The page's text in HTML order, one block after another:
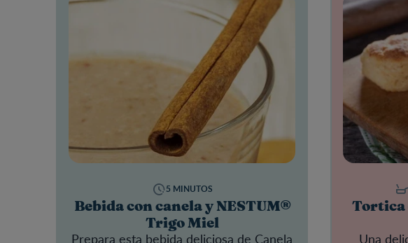
Bebida con canela y NESTUM®
Trigo Miel
Prepara esta bebida deliciosa de Canela
5 MINUTOS
Tortica
Una